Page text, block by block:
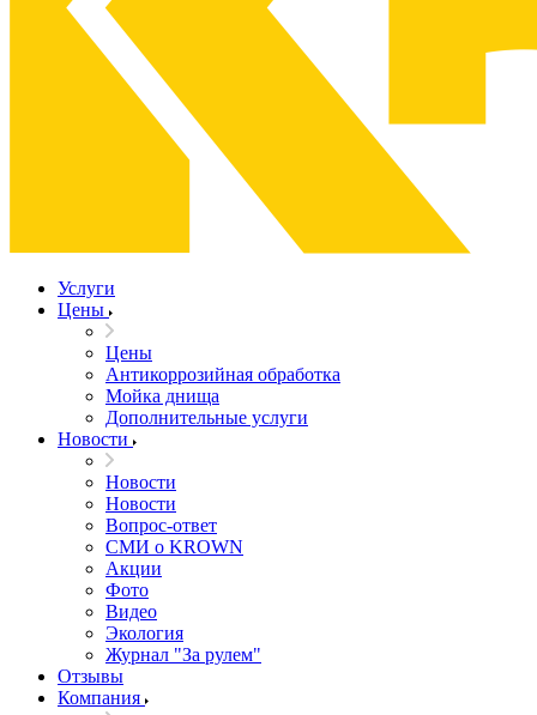
Услуги
Цены
Цены
Антикоррозийная обработка
Мойка днища
Дополнительные услуги
Новости
Новости
Новости
Вопрос-ответ
СМИ о KROWN
Акции
Фото
Видео
Экология
Журнал "За рулем"
Отзывы
Компания